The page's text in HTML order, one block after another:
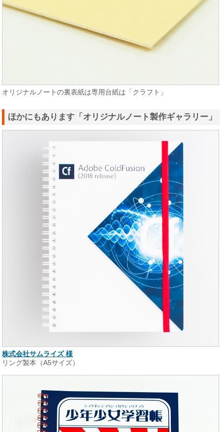
オリジナルノートの裏表紙は専用台紙は「クラフト」
ほかにもあります「オリジナルノート製作ギャラリー」
株式会社サムライズ 様
リング製本（A5サイズ）